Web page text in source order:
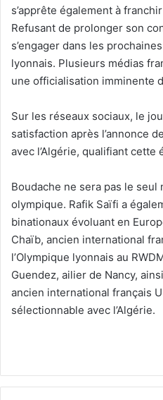
s’apprête également à
Refusant de prolonger son
s’engager dans les
lyonnais. Plusieurs médias
une officialisation imminente
Sur les réseaux sociaux, le
satisfaction après l’annonce
avec l’Algérie, qualifiant cette
Boudache ne sera pas le
olympique. Rafik Saïfi a
binationaux évoluant en
Chaïb, ancien international
l’Olympique lyonnais au
Guendez, ailier de Nancy,
ancien international français
sélectionnable avec l’Algérie.